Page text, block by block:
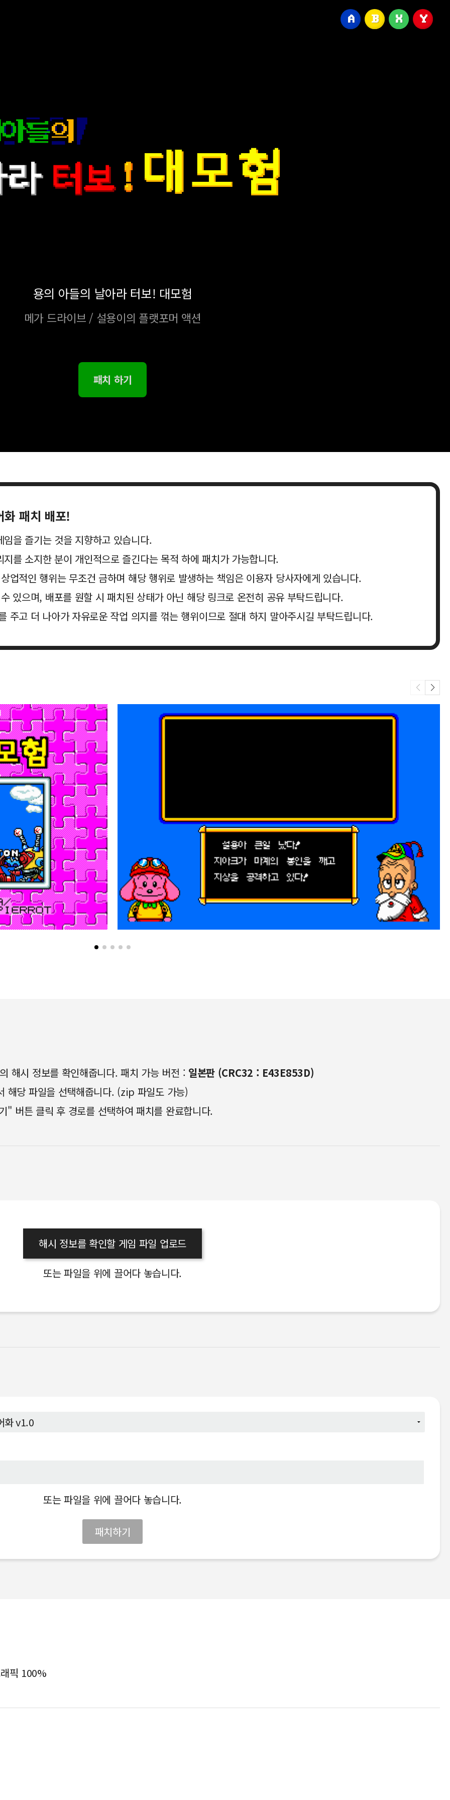
A B X Y
용의 아들의 날아라 터보! 대모험
메가 드라이브 / 설용이의 플랫포머 액션
패치 하기
패치 배포!
을 즐기는 것을 지향하고 있습니다.
를 소지한 분이 개인적으로 즐긴다는 목적 하에 패치가 가능합니다.
업적인 행위는 무조건 금하며 해당 행위로 발생하는 책임은 이용자 당사자에게 있습니다.
있으며, 배포를 원할 시 패치된 상태가 아닌 해당 링크로 온전히 공유 부탁드립니다.
주고 더 나아가 자유로운 작업 의지를 꺾는 행위이므로 절대 하지 말아주시길 부탁드립니다.
해시 정보를 확인해줍니다. 패치 가능 버전 : 일본판 (CRC32 : E43E853D)
해당 파일을 선택해줍니다. (zip 파일도 가능)
버튼 클릭 후 경로를 선택하여 패치를 완료합니다.
해시 정보를 확인할 게임 파일 업로드
또는 파일을 위에 끌어다 놓습니다.
또는 파일을 위에 끌어다 놓습니다.
패치하기
픽 100%